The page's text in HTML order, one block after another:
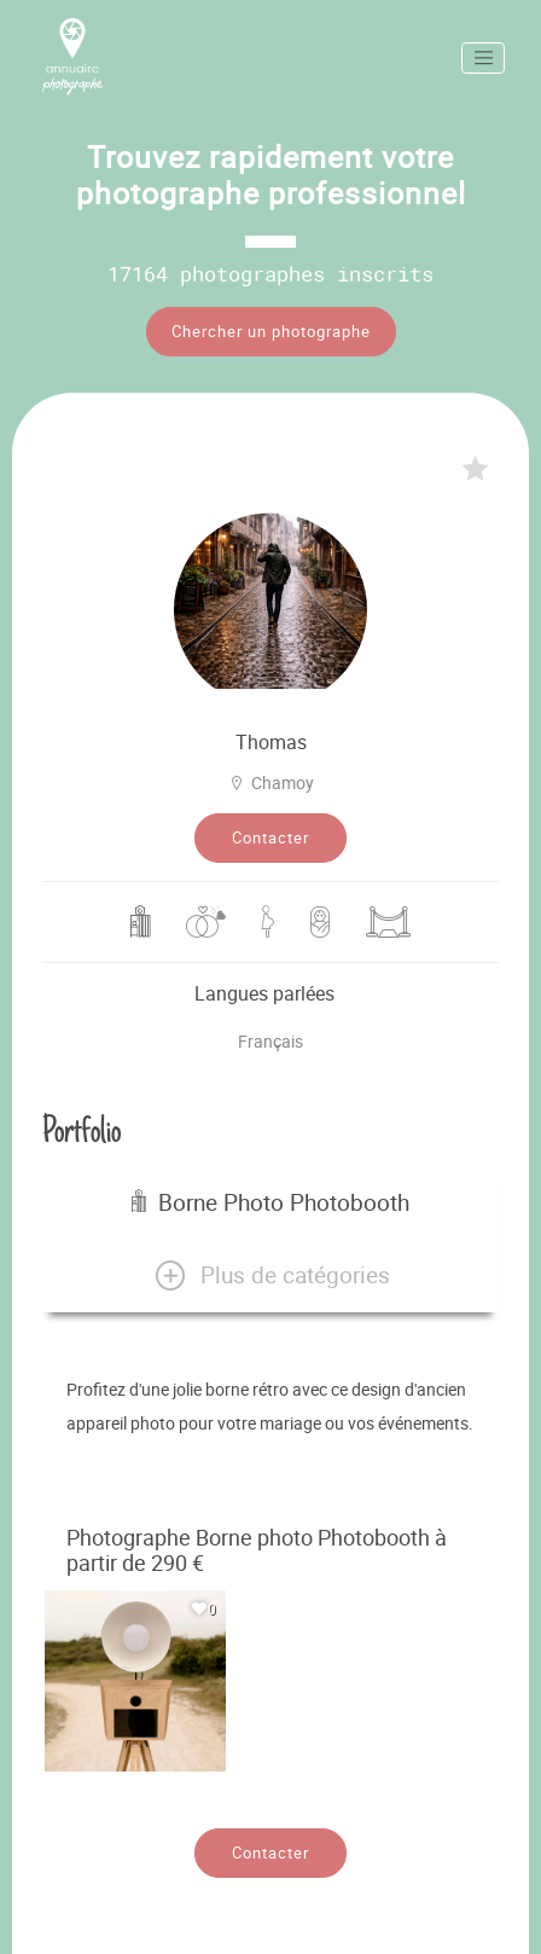
Trouvez rapidement votre
photographe professionnel
17164 photographes inscrits
Chercher un photographe
Thomas
Chamoy
Contacter
Langues parlées
Français
Portfolio
Borne Photo Photobooth
Plus de catégories
Profitez d'une jolie borne rétro avec ce design d'ancien
appareil photo pour votre mariage ou vos événements.
Photographe Borne photo Photobooth à
partir de 290 €
0
Contacter